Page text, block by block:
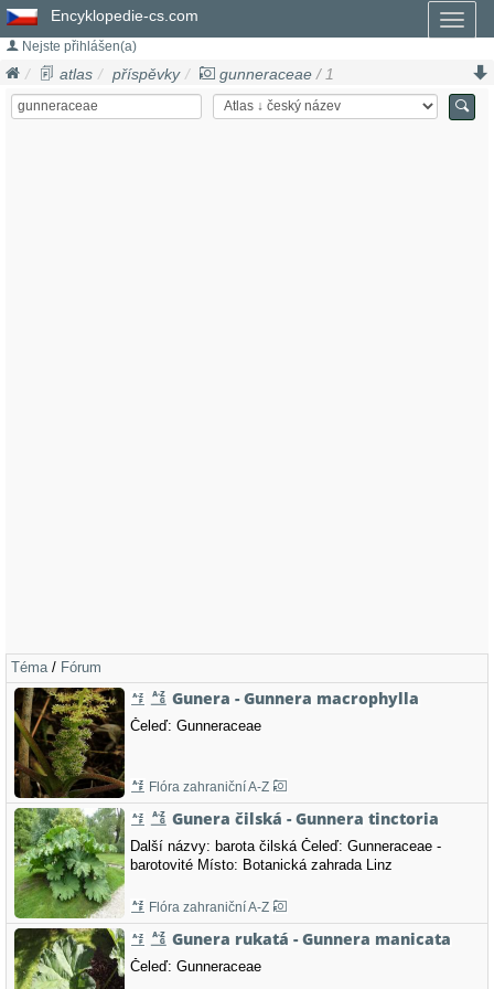
Encyklopedie-cs.com
Nejste přihlášen(a)
atlas příspěvky gunneraceae / 1
Téma / Fórum
Gunera - Gunnera macrophylla
Čeleď: Gunneraceae
Flóra zahraniční A-Z
Gunera čilská - Gunnera tinctoria
Další názvy: barota čilská Čeleď: Gunneraceae -
barotovité Místo: Botanická zahrada Linz
Flóra zahraniční A-Z
Gunera rukatá - Gunnera manicata
Čeleď: Gunneraceae